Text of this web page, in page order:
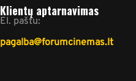
Klientų aptarnavimas
El. paštu:
pagalba@forumcinemas.lt